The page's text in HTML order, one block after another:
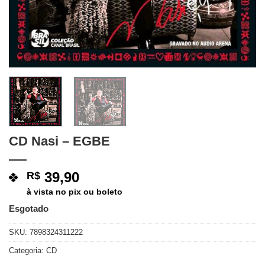
CD Nasi – EGBE
R$ 39,90
à vista no pix ou boleto
Esgotado
SKU: 7898324311222
Categoria: CD